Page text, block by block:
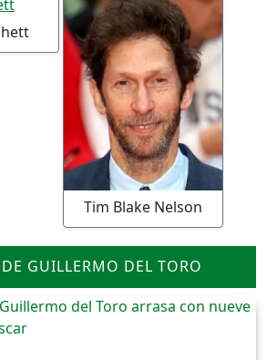
Tim Blake Nelson
GUILLERMO DEL TORO